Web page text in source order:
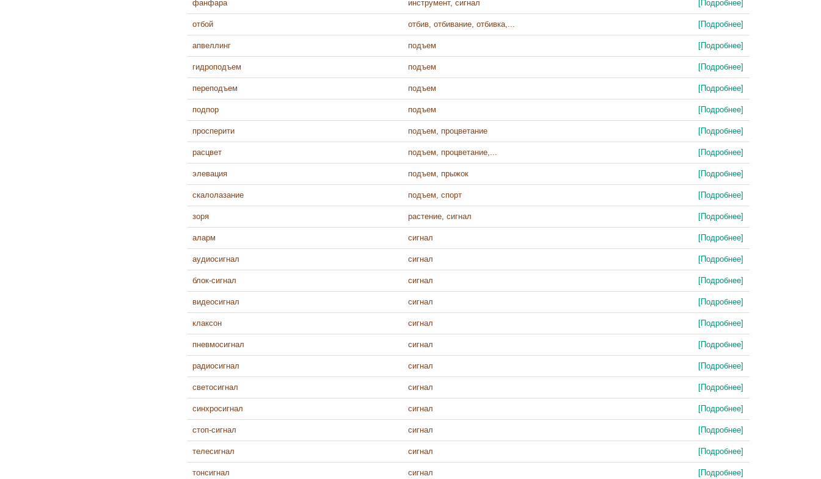
фанфара инструмент, сигнал [Подробнее]
отбой отбив, отбивание, отбивка,... [Подробнее]
апвеллинг подъем [Подробнее]
гидроподъем подъем [Подробнее]
переподъем подъем [Подробнее]
подпор подъем [Подробнее]
просперити подъем, процветание [Подробнее]
расцвет подъем, процветание,... [Подробнее]
элевация подъем, прыжок [Подробнее]
скалолазание подъем, спорт [Подробнее]
зоря растение, сигнал [Подробнее]
аларм сигнал [Подробнее]
аудиосигнал сигнал [Подробнее]
блок-сигнал сигнал [Подробнее]
видеосигнал сигнал [Подробнее]
клаксон сигнал [Подробнее]
пневмосигнал сигнал [Подробнее]
радиосигнал сигнал [Подробнее]
светосигнал сигнал [Подробнее]
синхросигнал сигнал [Подробнее]
стоп-сигнал сигнал [Подробнее]
телесигнал сигнал [Подробнее]
тонсигнал сигнал [Подробнее]